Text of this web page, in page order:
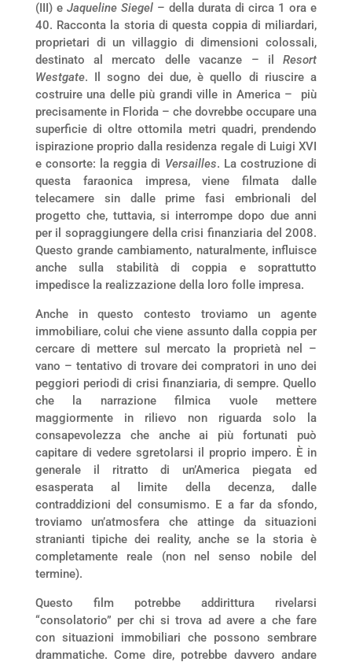
(III) e Jaqueline Siegel– della durata di circa 1 ora e
40. Racconta la storia di questa coppia di miliardari,
proprietari di un villaggio di dimensioni colossali,
destinato al mercato delle vacanze – ilResort
Westgate. Il sogno dei due, è quello di riuscire a
costruire una delle più grandi ville in America – più
precisamente in Florida – che dovrebbe occupare una
superficie di oltre ottomila metri quadri, prendendo
ispirazione proprio dalla residenza regale di Luigi XVI
e consorte: la reggia di Versailles. La costruzione di
questa faraonica impresa, viene filmata dalle
telecamere sin dalle prime fasi embrionali del
progetto che, tuttavia, si interrompe dopo due anni
per il sopraggiungere della crisi finanziaria del 2008.
Questo grande cambiamento, naturalmente, influisce
anche sulla stabilità di coppia e soprattutto
impedisce la realizzazione della loro folle impresa.
Anche in questo contesto troviamo un agente
immobiliare, colui che viene assunto dalla coppia per
cercare di mettere sul mercato la proprietà nel –
vano – tentativo di trovare dei compratori in uno dei
peggiori periodi di crisi finanziaria, di sempre. Quello
che la narrazione filmica vuole mettere
maggiormente in rilievo non riguarda solo la
consapevolezza che anche ai più fortunati può
capitare di vedere sgretolarsi il proprio impero. È in
generale il ritratto di un’America piegata ed
esasperata al limite della decenza, dalle
contraddizioni del consumismo. E a far da sfondo,
troviamo un’atmosfera che attinge da situazioni
stranianti tipiche dei reality, anche se la storia è
completamente reale (non nel senso nobile del
termine).
Questo film potrebbe addirittura rivelarsi
“consolatorio” per chi si trova ad avere a che fare
con situazioni immobiliari che possono sembrare
drammatiche. Come dire, potrebbe davvero andare